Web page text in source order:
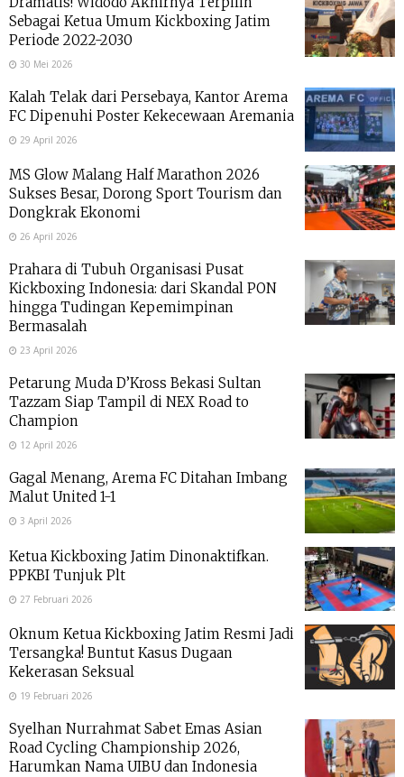
Sebagai Ketua Umum Kickboxing Jatim
Periode 2022-2030
30 Mei 2026
Kalah Telak dari Persebaya, Kantor Arema
FC Dipenuhi Poster Kekecewaan Aremania
29 April 2026
MS Glow Malang Half Marathon 2026
Sukses Besar, Dorong Sport Tourism dan
Dongkrak Ekonomi
26 April 2026
Prahara di Tubuh Organisasi Pusat
Kickboxing Indonesia: dari Skandal PON
hingga Tudingan Kepemimpinan
Bermasalah
23 April 2026
Petarung Muda D’Kross Bekasi Sultan
Tazzam Siap Tampil di NEX Road to
Champion
12 April 2026
Gagal Menang, Arema FC Ditahan Imbang
Malut United 1-1
3 April 2026
Ketua Kickboxing Jatim Dinonaktifkan.
PPKBI Tunjuk Plt
27 Februari 2026
Oknum Ketua Kickboxing Jatim Resmi Jadi
Tersangka! Buntut Kasus Dugaan
Kekerasan Seksual
19 Februari 2026
Syelhan Nurrahmat Sabet Emas Asian
Road Cycling Championship 2026,
Harumkan Nama UIBU dan Indonesia